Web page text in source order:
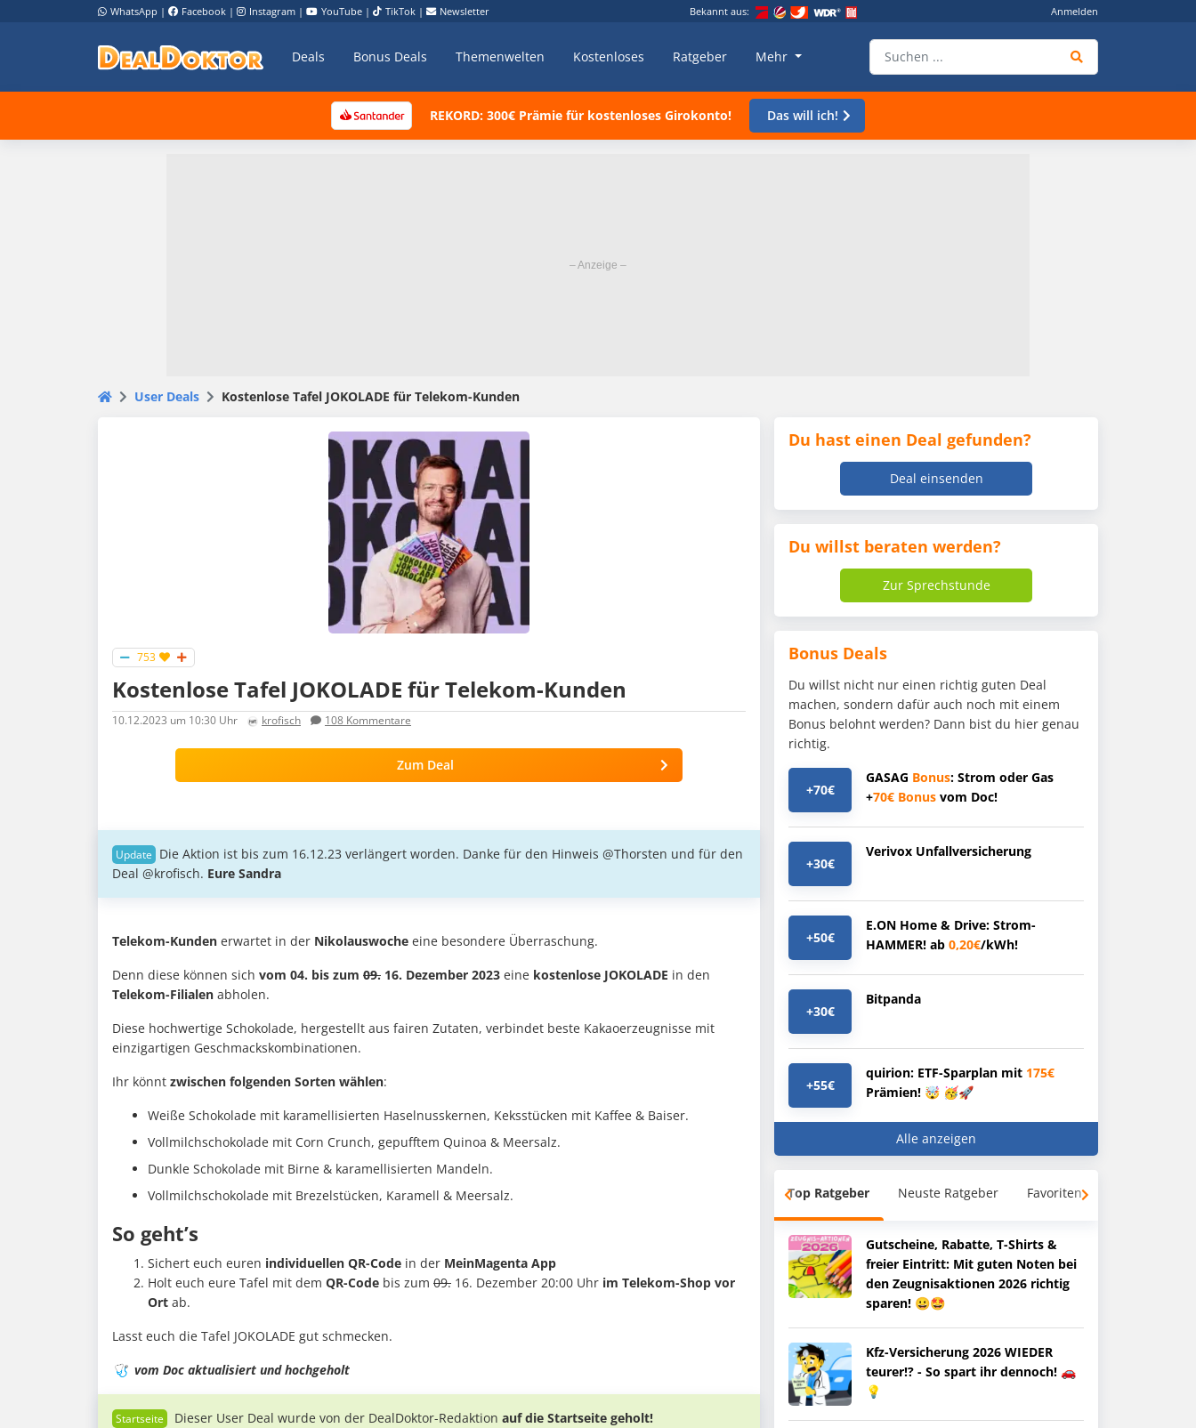
WhatsApp | Facebook | Instagram | YouTube | TikTok | Newsletter Bekannt aus: Anmelden
Deals Bonus Deals Themenwelten Kostenloses Ratgeber Mehr
REKORD: 300€ Prämie für kostenloses Girokonto! Das will ich!
User Deals Kostenlose Tafel JOKOLADE für Telekom-Kunden
753
Kostenlose Tafel JOKOLADE für Telekom-Kunden
10.12.2023 um 10:30 Uhr krofisch 108 Kommentare
Zum Deal
Die Aktion ist bis zum 16.12.23 verlängert worden. Danke für den Hinweis @Thorsten und für den
Deal @krofisch. Eure Sandra
Telekom-Kunden erwartet in der Nikolauswoche eine besondere Überraschung.
Denn diese können sich vom 04. bis zum 09. 16. Dezember 2023 eine kostenlose JOKOLADE in den
Telekom-Filialen abholen.
Diese hochwertige Schokolade, hergestellt aus fairen Zutaten, verbindet beste Kakaoerzeugnisse mit
einzigartigen Geschmackskombinationen.
Ihr könnt zwischen folgenden Sorten wählen:
Weiße Schokolade mit karamellisierten Haselnusskernen, Keksstücken mit Kaffee & Baiser.
Vollmilchschokolade mit Corn Crunch, gepufftem Quinoa & Meersalz.
Dunkle Schokolade mit Birne & karamellisierten Mandeln.
Vollmilchschokolade mit Brezelstücken, Karamell & Meersalz.
So geht’s
Sichert euch euren individuellen QR-Code in der MeinMagenta App
Holt euch eure Tafel mit dem QR-Code bis zum 09. 16. Dezember 20:00 Uhr im Telekom-Shop vor
Ort ab.
Lasst euch die Tafel JOKOLADE gut schmecken.
🩺 vom Doc aktualisiert und hochgeholt
Dieser User Deal wurde von der DealDoktor-Redaktion auf die Startseite geholt!
Du hast einen Deal gefunden?
Deal einsenden
Du willst beraten werden?
Zur Sprechstunde
Bonus Deals
Du willst nicht nur einen richtig guten Deal
machen, sondern dafür auch noch mit einem
Bonus belohnt werden? Dann bist du hier genau
richtig.
+70€
GASAG Bonus: Strom oder Gas
+70€ Bonus vom Doc!
+30€
Verivox Unfallversicherung
+50€
E.ON Home & Drive: Strom-
HAMMER! ab 0,20€/kWh!
+30€
Bitpanda
+55€
quirion: ETF-Sparplan mit 175€
Prämien! 🤯 🥳🚀
Alle anzeigen
Top Ratgeber Neuste Ratgeber Favoriten
Gutscheine, Rabatte, T-Shirts &
freier Eintritt: Mit guten Noten bei
den Zeugnisaktionen 2026 richtig
sparen! 😀🤩
Kfz-Versicherung 2026 WIEDER
teurer!? - So spart ihr dennoch! 🚗
💡